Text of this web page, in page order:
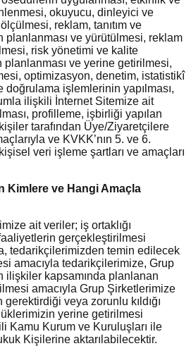
okuyucu, dinleyici ve
reklam, tanıtım ve
planlanması ve yürütülmesi, reklam
risk yönetimi ve kalite
planlanması ve yerine getirilmesi,
optimizasyon, denetim, istatistikî
işlemlerinin yapılması,
ilişkili İnternet Sitemize ait
profilleme, işbirliği yapılan
tarafından Üye/Ziyaretçilere
ve KVKK’nın 5. ve 6.
veri işleme şartları ve amaçları
Kimlere ve Hangi Amaçla
ait veriler; iş ortaklığı
gerçekleştirilmesi
tedarikçilerimizden temin edilecek
amacıyla tedarikçilerimize, Grup
ilişkiler kapsamında planlanan
amacıyla Grup Şirketlerimize
veya zorunlu kıldığı
yerine getirilmesi
Kamu Kurum ve Kuruluşları ile
Kişilerine aktarılabilecektir.